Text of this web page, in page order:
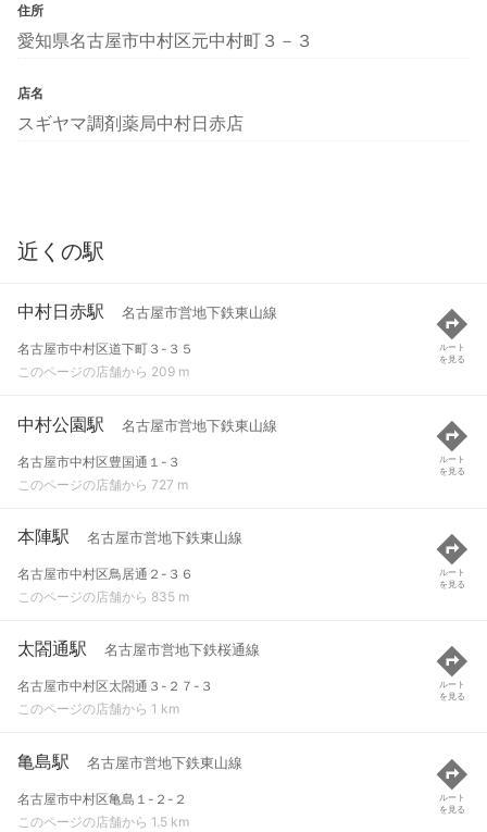
住所
愛知県名古屋市中村区元中村町３－３
店名
スギヤマ調剤薬局中村日赤店
近くの駅
中村日赤駅 名古屋市営地下鉄東山線
名古屋市中村区道下町３-３５
このページの店舗から 209 m
ルート
を見る
中村公園駅 名古屋市営地下鉄東山線
名古屋市中村区豊国通１-３
このページの店舗から 727 m
ルート
を見る
本陣駅 名古屋市営地下鉄東山線
名古屋市中村区鳥居通２-３６
このページの店舗から 835 m
ルート
を見る
太閤通駅 名古屋市営地下鉄桜通線
名古屋市中村区太閤通３-２７-３
このページの店舗から 1 km
ルート
を見る
亀島駅 名古屋市営地下鉄東山線
名古屋市中村区亀島１-２-２
このページの店舗から 1.5 km
ルート
を見る